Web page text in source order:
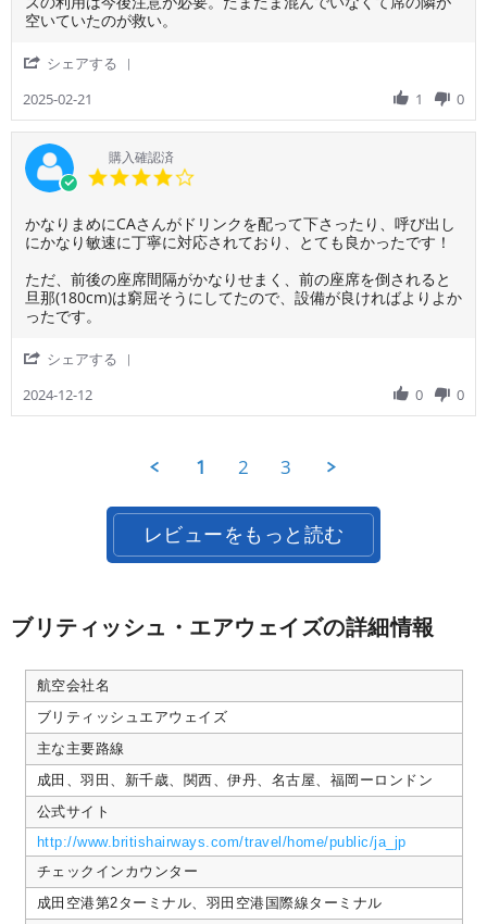
な
も
の
か
思
っ
た。
ま
た
タ
ッ
フ
の
愛
想
チ
ッ
ト
の
難
点
は
せ
っ
く
ア
リ
が
あ
の
に、
他
の
ー
か
ら
見
れ
な
い
空いていたのが救い。
シェアする
by
ご
利
用
者
on
21
2025
2025-02-21 1 0
購入確認済
Review
by
利
用
者
on
12
Dec
2024
review
stating
事
や
サ
ビ
ス
と
て
かなりまめにCAさんがドリンクを配って下さったり、呼び出し
にかなり敏速に丁寧に対応されており、とても良かったです！
ただ、前後の座席間隔がかなりせまく、前の座席を倒されると
旦那(180cm)は窮屈そうにしてたので、設備が良ければよりよか
ったです。
シェアする
by
用
様
on
12
Dec
2024-12-12 0 0
1 2 3
レビューをもっと読む
ブリティッシュ・エアウェイズの詳細情報
航空会社名
ブリティッシュエアウェイズ
主な主要路線
成田、羽田、新千歳、関西、伊丹、名古屋、福岡ーロンドン
公式サイト
http://www.britishairways.com/travel/home/public/ja_jp
チェックインカウンター
成田空港第2ターミナル、羽田空港国際線ターミナル